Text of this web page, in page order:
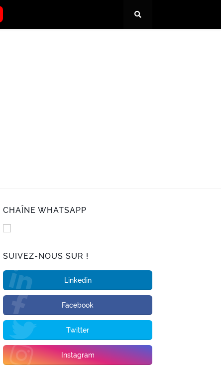
CHAÎNE WHATSAPP
SUIVEZ-NOUS SUR !
Linkedin
Facebook
Twitter
Instagram